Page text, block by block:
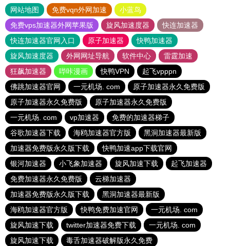
网站地图 免费vqn外网加速
小蓝鸟
免费vps加速器外网苹果版
旋风加速度器
快连加速器
快连加速器官网入口
原子加速器
快鸭加速器
旋风加速度器
外网网址导航 软件中心
雷霆加速
狂飙加速器
哔咔漫画 快鸭VPN
起飞vpppn
佛跳加速器官网
一元机场. com
原子加速器永久免费版
原子加速器永久免费版
原子加速器永久免费版
一元机场. com
vp加速器
免费的加速器梯子
谷歌加速器下载
海鸥加速器官方版
黑洞加速器最新版
加速器免费版永久版下载
快鸭加速app下载官网
银河加速器
小飞象加速器 旋风加速下载
起飞加速器
免费加速器永久免费版
云梯加速器
加速器免费版永久版下载
黑洞加速器最新版
海鸥加速器官方版
快鸭免费加速官网
一元机场. com
旋风加速下载
twitter加速器免费下载
一元机场. com
旋风加速下载
毒舌加速器破解版永久免费